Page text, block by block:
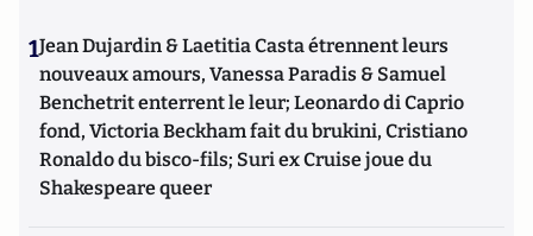
1Jean Dujardin & Laetitia Casta étrennent leurs
nouveaux amours, Vanessa Paradis & Samuel
Benchetrit enterrent le leur; Leonardo di Caprio
fond, Victoria Beckham fait du brukini, Cristiano
Ronaldo du bisco-fils; Suri ex Cruise joue du
Shakespeare queer